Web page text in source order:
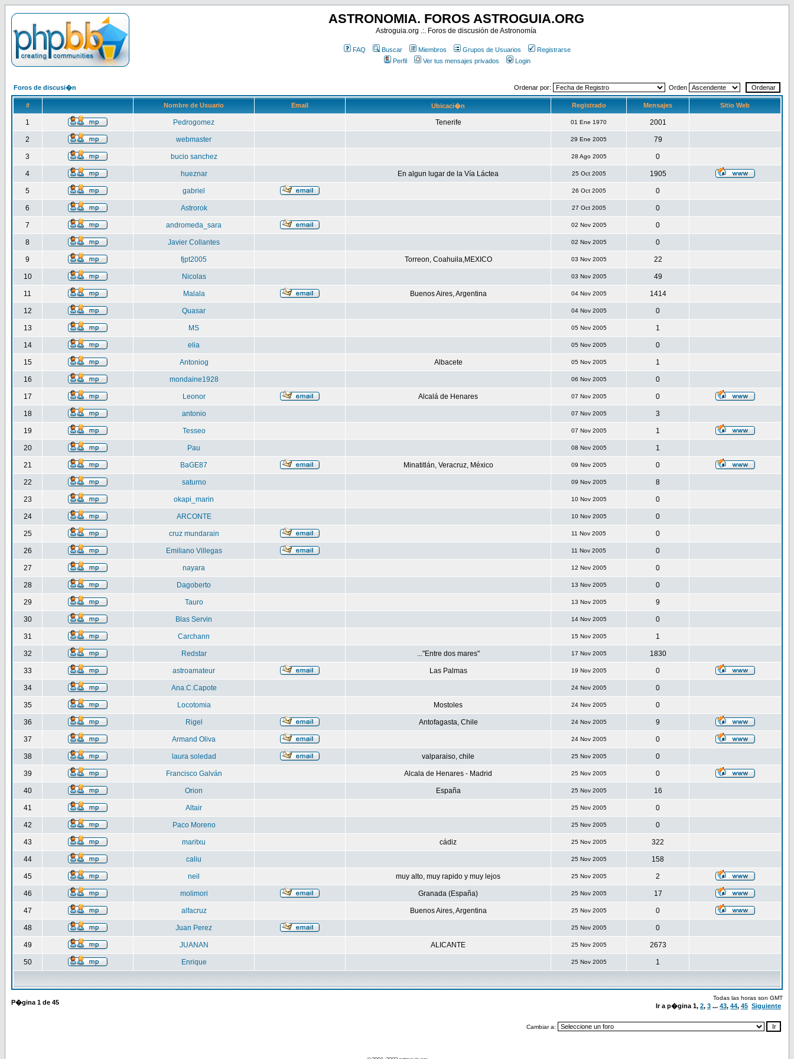
ASTRONOMIA. FOROS ASTROGUIA.ORG
Astroguia.org .:. Foros de discusión de Astronomía
FAQ Buscar Miembros Grupos de Usuarios
Registrarse
Perfil
Ver tus mensajes privados Login
Foros de discusi�n Ordenar por: Orden
# Nombre de Usuario Email Ubicaci�n Registrado Mensajes Sitio Web
1 Pedrogomez Tenerife 01 Ene 1970 2001
2 webmaster 29 Ene 2005 79
3 bucio sanchez 28 Ago 2005 0
4 hueznar En algun lugar de la Vía Láctea 25 Oct 2005 1905
5 gabriel 26 Oct 2005 0
6 Astrorok 27 Oct 2005 0
7 andromeda_sara 02 Nov 2005 0
8 Javier Collantes 02 Nov 2005 0
9 fjpt2005 Torreon, Coahuila,MEXICO 03 Nov 2005 22
10 Nicolas 03 Nov 2005 49
11 Malala Buenos Aires, Argentina 04 Nov 2005 1414
12 Quasar 04 Nov 2005 0
13 MS 05 Nov 2005 1
14 elia 05 Nov 2005 0
15 Antoniog Albacete 05 Nov 2005 1
16 mondaine1928 06 Nov 2005 0
17 Leonor Alcalá de Henares 07 Nov 2005 0
18 antonio 07 Nov 2005 3
19 Tesseo 07 Nov 2005 1
20 Pau 08 Nov 2005 1
21 BaGE87 Minatitlán, Veracruz, México 09 Nov 2005 0
22 saturno 09 Nov 2005 8
23 okapi_marin 10 Nov 2005 0
24 ARCONTE 10 Nov 2005 0
25 cruz mundarain 11 Nov 2005 0
26 Emiliano Villegas 11 Nov 2005 0
27 nayara 12 Nov 2005 0
28 Dagoberto 13 Nov 2005 0
29 Tauro 13 Nov 2005 9
30 Blas Servin 14 Nov 2005 0
31 Carchann 15 Nov 2005 1
32 Redstar ..."Entre dos mares" 17 Nov 2005 1830
33 astroamateur Las Palmas 19 Nov 2005 0
34 Ana.C.Capote 24 Nov 2005 0
35 Locotomia Mostoles 24 Nov 2005 0
36 Rigel Antofagasta, Chile 24 Nov 2005 9
37 Armand Oliva 24 Nov 2005 0
38 laura soledad valparaiso, chile 25 Nov 2005 0
39 Francisco Galván Alcala de Henares - Madrid 25 Nov 2005 0
40 Orion España 25 Nov 2005 16
41 Altair 25 Nov 2005 0
42 Paco Moreno 25 Nov 2005 0
43 maritxu cádiz 25 Nov 2005 322
44 caliu 25 Nov 2005 158
45 neil muy alto, muy rapido y muy lejos 25 Nov 2005 2
46 molimori Granada (España) 25 Nov 2005 17
47 alfacruz Buenos Aires, Argentina 25 Nov 2005 0
48 Juan Perez 25 Nov 2005 0
49 JUANAN ALICANTE 25 Nov 2005 2673
50 Enrique 25 Nov 2005 1
P�gina 1 de 45
Todas las horas son GMT
Ir a p�gina 1, 2, 3 ... 43, 44, 45 Siguiente
Cambiar a: